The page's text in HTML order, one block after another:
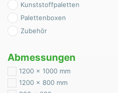
Kunststoffpaletten
Palettenboxen
Zubehör
Abmessungen
1200 x 1000 mm
1200 x 800 mm